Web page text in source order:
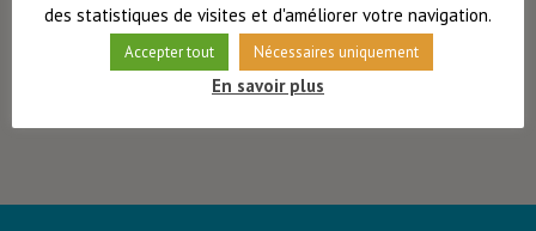
des statistiques de visites et d'améliorer votre navigation.
Accepter tout Nécessaires uniquement
En savoir plus